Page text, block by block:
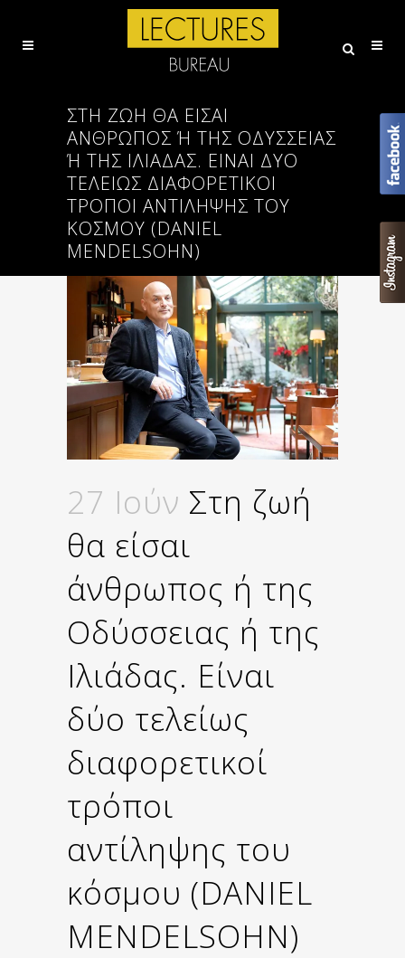
ΣΤΗ ΖΩΉ ΘΑ ΕΊΣΑΙ
ΆΝΘΡΩΠΟΣ Ή ΤΗΣ ΟΔΎΣΣΕΙΑΣ Ή
ΤΗΣ ΙΛΙΆΔΑΣ. ΕΊΝΑΙ ΔΎΟ ΤΕ
ΛΕΊΩΣ ΔΙΑΦΟΡΕΤΙΚΟΊ ΤΡ
ΌΠΟΙ ΑΝΤΊΛΗΨΗΣ ΤΟΥ ΚΌ
ΣΜΟΥ (DANIEL ME
NDELSOHN)
27 Ιούν Στη ζωή
θα είσαι
άνθρωπος ή της
Οδύσσειας ή της
Ιλιάδας. Είναι
δύο τελείως
διαφορετικοί
τρόποι
αντίληψης του
κόσμου (DANIEL
MENDELSOHN)